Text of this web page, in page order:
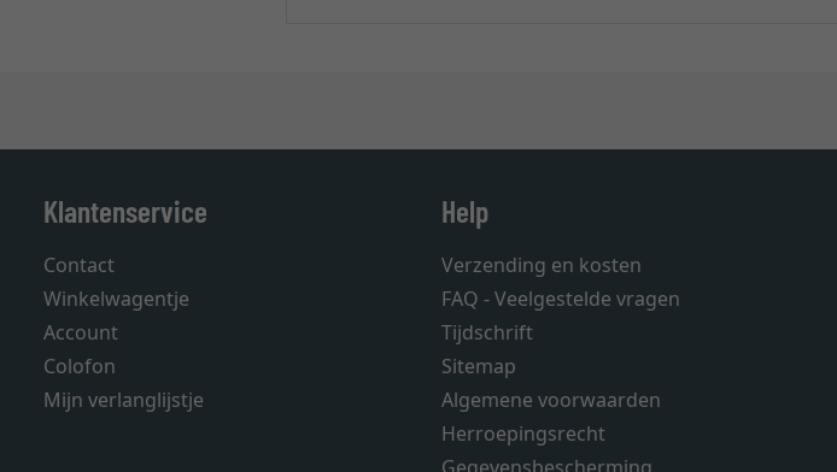
Klantenservice
Contact
Winkelwagentje
Account
Colofon
Mijn verlanglijstje
Help
Verzending en kosten
FAQ - Veelgestelde vragen
Tijdschrift
Sitemap
Algemene voorwaarden
Herroepingsrecht